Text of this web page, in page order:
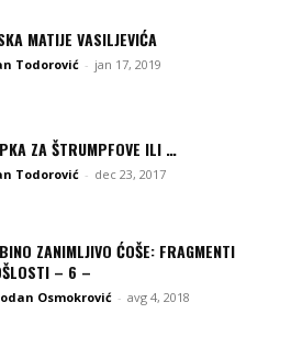
MATIJE VASILJEVIĆA
Todorović - jan 17, 2019
ZA ŠTRUMPFOVE ILI …
Todorović - dec 23, 2017
ZANIMLJIVO ĆOŠE: FRAGMENTI
– 6 –
Osmokrović - avg 4, 2018